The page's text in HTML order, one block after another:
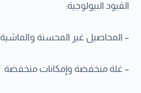
القيود البيولوجية:
– المحاصيل غير المحسنة والماشية
– غلة منخفضة وإمكانات منخفضة